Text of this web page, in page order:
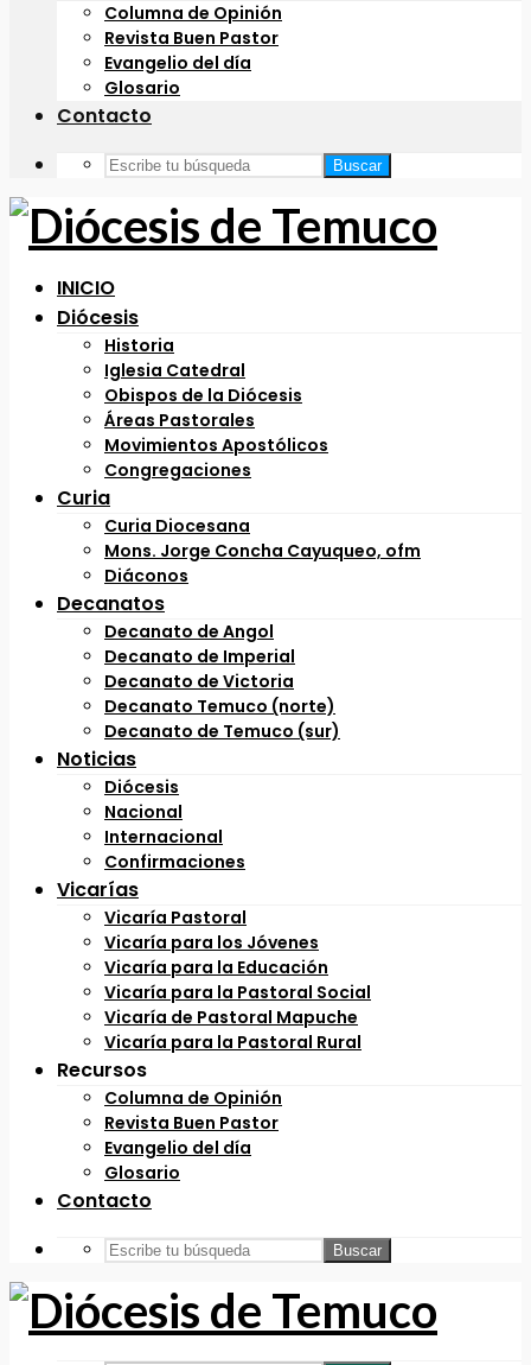
Columna de Opinión
Revista Buen Pastor
Evangelio del día
Glosario
Contacto
Buscar
INICIO
Diócesis
Historia
Iglesia Catedral
Obispos de la Diócesis
Áreas Pastorales
Movimientos Apostólicos
Congregaciones
Curia
Curia Diocesana
Mons. Jorge Concha Cayuqueo, ofm
Diáconos
Decanatos
Decanato de Angol
Decanato de Imperial
Decanato de Victoria
Decanato Temuco (norte)
Decanato de Temuco (sur)
Noticias
Diócesis
Nacional
Internacional
Confirmaciones
Vicarías
Vicaría Pastoral
Vicaría para los Jóvenes
Vicaría para la Educación
Vicaría para la Pastoral Social
Vicaría de Pastoral Mapuche
Vicaría para la Pastoral Rural
Recursos
Columna de Opinión
Revista Buen Pastor
Evangelio del día
Glosario
Contacto
Buscar